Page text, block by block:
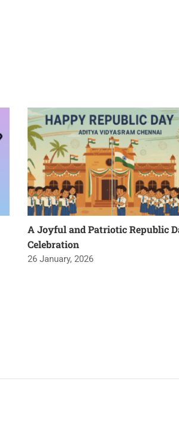
A Joyful and Patriotic Republic
Celebration
26 January, 2026